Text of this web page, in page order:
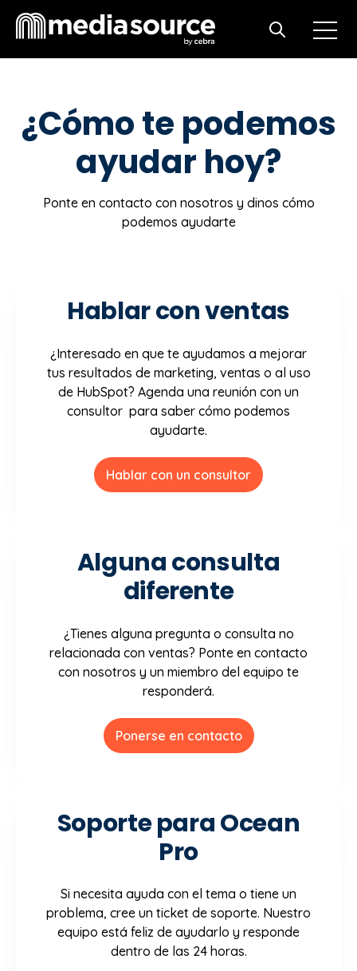
Open
Open search
¿Cómo te podemos
ayudar hoy?
Ponte en contacto con nosotros y dinos cómo
podemos ayudarte
Hablar con ventas
¿Interesado en que te ayudamos a mejorar
tus resultados de marketing, ventas o al uso
de HubSpot? Agenda una reunión con un
consultor para saber cómo podemos
ayudarte.
Hablar con un consultor
Alguna consulta
diferente
¿Tienes alguna pregunta o consulta no
relacionada con ventas? Ponte en contacto
con nosotros y un miembro del equipo te
responderá.
Ponerse en contacto
Soporte para Ocean
Pro
Si necesita ayuda con el tema o tiene un
problema, cree un ticket de soporte. Nuestro
equipo está feliz de ayudarlo y responde
dentro de las 24 horas.